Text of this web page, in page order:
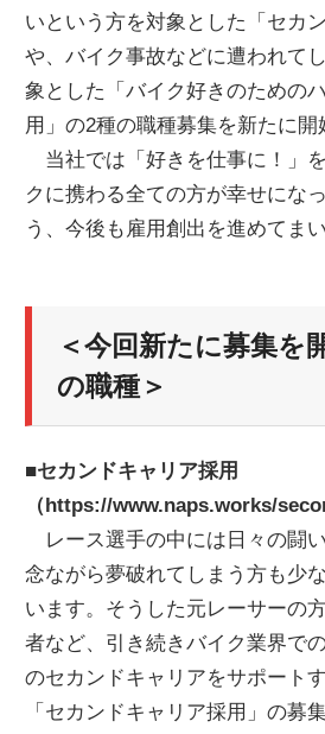
いという方を対象とした「セカ
や、バイク事故などに遭われて
象とした「バイク好きのための
用」の2種の職種募集を新たに開
当社では「好きを仕事に！」
クに携わる全ての方が幸せにな
う、今後も雇用創出を進めてまい
＜今回新たに募集を
の職種＞
■セカンドキャリア採用
（https://www.naps.works/
レース選手の中には日々の闘
念ながら夢破れてしまう方も少
います。そうした元レーサーの
者など、引き続きバイク業界で
のセカンドキャリアをサポート
「セカンドキャリア採用」の募